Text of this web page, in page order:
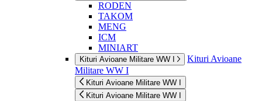
RODEN
TAKOM
MENG
ICM
MINIART
Kituri Avioane Militare WW I
Kituri Avioane
Militare WW I
Kituri Avioane Militare WW I
Kituri Avioane Militare WW I